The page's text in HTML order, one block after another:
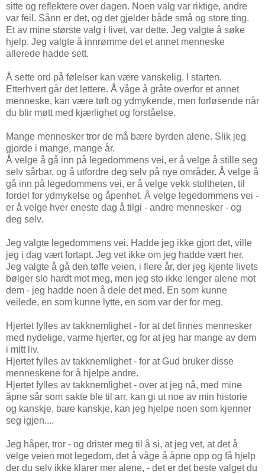
sitte og reflektere over dagen. Noen valg var riktige, andre
var feil. Sånn er det, og det gjelder både små og store ting.
Et av mine største valg i livet, var dette. Jeg valgte å søke
hjelp. Jeg valgte å innrømme det et annet menneske
allerede hadde sett.
Å sette ord på følelser kan være vanskelig. I starten.
Etterhvert går det lettere. Å våge å gråte overfor et annet
menneske, kan være tøft og ydmykende, men forløsende når
du blir møtt med kjærlighet og forståelse.
Mange mennesker tror de må bære byrden alene. Slik jeg
gjorde i mange, mange år.
Å velge å gå inn på legedommens vei, er å velge å stille seg
selv sårbar, og å utfordre deg selv på nye områder. Å velge å
gå inn på legedommens vei, er å velge vekk stoltheten, til
fordel for ydmykelse og åpenhet. Å velge legedommens vei -
er å velge hver eneste dag å tilgi - andre mennesker - og
deg selv.
Jeg valgte legedommens vei. Hadde jeg ikke gjort det, ville
jeg i dag vært fortapt. Jeg vet ikke om jeg hadde vært her.
Jeg valgte å gå den tøffe veien, i flere år, der jeg kjente livets
bølger slo hardt mot meg, men jeg sto ikke lenger alene mot
dem - jeg hadde noen å dele det med. En som kunne
veilede, en som kunne lytte, en som var der for meg.
Hjertet fylles av takknemlighet - for at det finnes mennesker
med nydelige, varme hjerter, og for at jeg har mange av dem
i mitt liv.
Hjertet fylles av takknemlighet - for at Gud bruker disse
menneskene for å hjelpe andre.
Hjertet fylles av takknemlighet - over at jeg nå, med mine
åpne sår som sakte ble til arr, kan gi ut noe av min historie
og kanskje, bare kanskje, kan jeg hjelpe noen som kjenner
seg igjen....
Jeg håper, tror - og drister meg til å si, at jeg vet, at det å
velge veien mot legedom, det å våge å åpne opp og få hjelp
der du selv ikke klarer mer alene, - det er det beste valget du